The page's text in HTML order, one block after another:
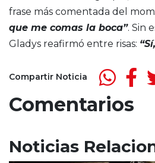
frase más comentada del
que me comas la boca”. Sin
Gladys reafirmó entre risas:
Compartir Noticia
Comentarios
Noticias